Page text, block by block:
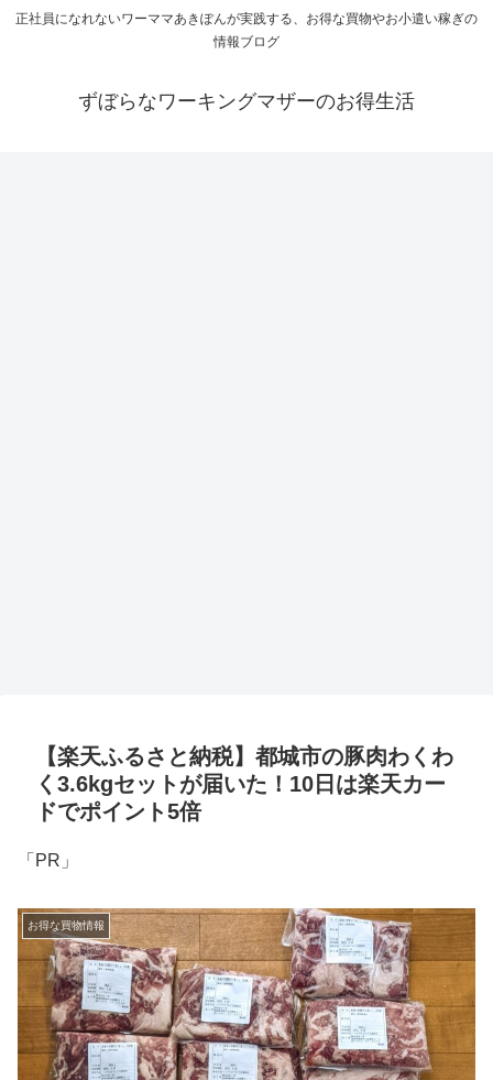
正社員になれないワーママあきぽんが実践する、お得な買物やお小遣い稼ぎの
情報ブログ
ずぼらなワーキングマザーのお得生活
【楽天ふるさと納税】都城市の豚肉わくわ
く3.6kgセットが届いた！10日は楽天カー
ドでポイント5倍
「PR」
お得な買物情報